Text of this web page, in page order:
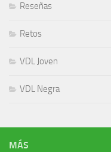
Reseñas
Retos
VDL Joven
VDL Negra
MÁS